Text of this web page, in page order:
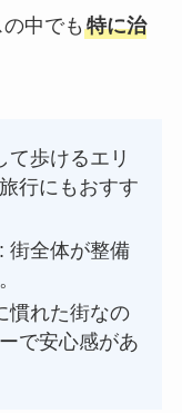
中でも 特に治
て歩けるエリ
行にもおすす
: 街全体が整備
慣れた街なの
で安心感があ